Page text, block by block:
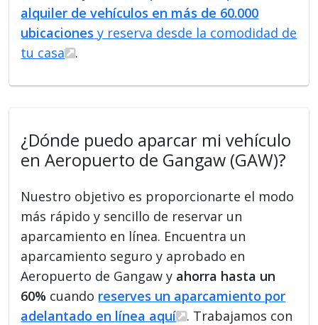
alquiler de vehículos en más de 60.000
ubicaciones y reserva desde la comodidad de
tu casa
.
¿Dónde puedo aparcar mi vehículo
en Aeropuerto de Gangaw (GAW)?
Nuestro objetivo es proporcionarte el modo
más rápido y sencillo de reservar un
aparcamiento en línea. Encuentra un
aparcamiento seguro y aprobado en
Aeropuerto de Gangaw y ahorra hasta un
60% cuando reserves un aparcamiento por
adelantado en línea aquí
. Trabajamos con